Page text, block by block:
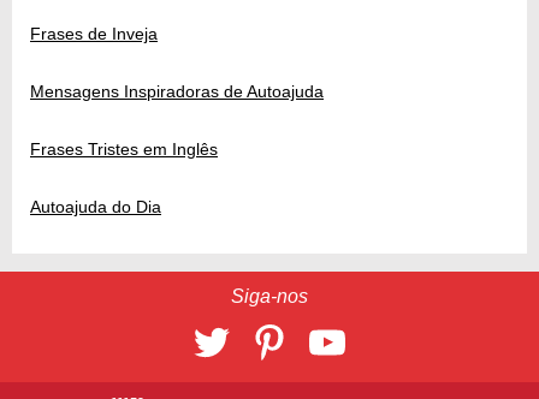
Frases de Inveja
Mensagens Inspiradoras de Autoajuda
Frases Tristes em Inglês
Autoajuda do Dia
Siga-nos